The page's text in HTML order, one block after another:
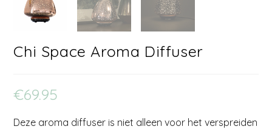
Chi Space Aroma Diffuser
€69.95
Deze aroma diffuser is niet alleen voor het verspreiden